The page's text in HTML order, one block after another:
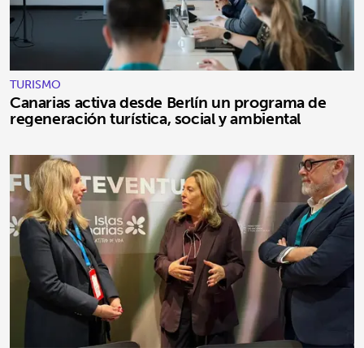
TURISMO
Canarias activa desde Berlín un programa de
regeneración turística, social y ambiental